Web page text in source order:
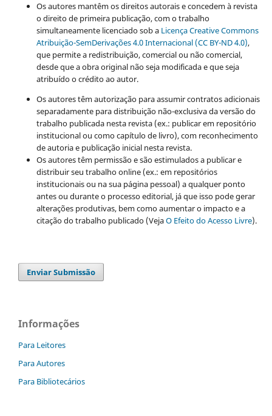
Os autores mantêm os direitos autorais e concedem à revista
o direito de primeira publicação, com o trabalho
simultaneamente licenciado sob aLicença Creative Commons
Atribuição-SemDerivações 4.0 Internacional (CC BY-ND 4.0),
que permite a redistribuição, comercial ou não comercial,
desde que a obra original não seja modificada e que seja
atribuído o crédito ao autor.
Os autores têm autorização para assumir contratos adicionais
separadamente para distribuição não-exclusiva da versão do
trabalho publicada nesta revista (ex.: publicar em repositório
institucional ou como capítulo de livro), com reconhecimento
de autoria e publicação inicial nesta revista.
Os autores têm permissão e são estimulados a publicar e
distribuir seu trabalho online (ex.: em repositórios
institucionais ou na sua página pessoal) a qualquer ponto
antes ou durante o processo editorial, já que isso pode gerar
alterações produtivas, bem como aumentar o impacto e a
citação do trabalho publicado (VejaO Efeito do Acesso Livre).
Enviar Submissão
Informações
Para Leitores
Para Autores
Para Bibliotecários